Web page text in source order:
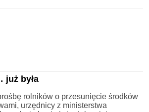
już była
rolników o przesunięcie środków
urzędnicy z ministerstwa